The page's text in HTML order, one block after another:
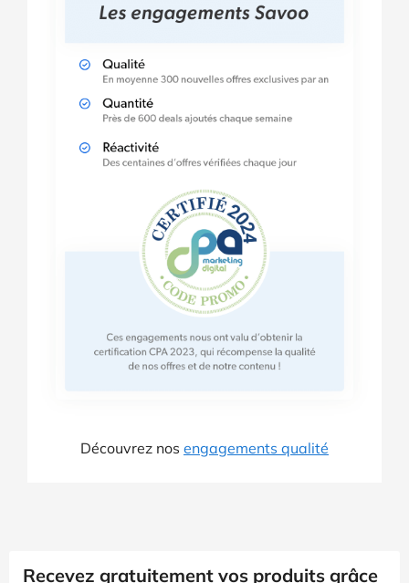
Découvrez nos engagements qualité
Recevez gratuitement vos produits grâce